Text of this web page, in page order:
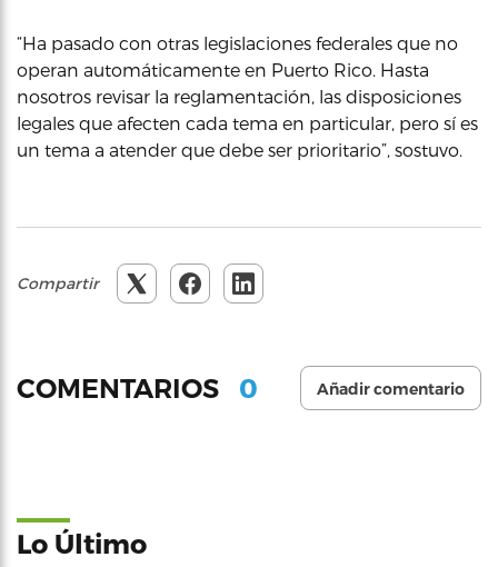
“Ha pasado con otras legislaciones federales que no
operan automáticamente en Puerto Rico. Hasta
nosotros revisar la reglamentación, las disposiciones
legales que afecten cada tema en particular, pero sí es
un tema a atender que debe ser prioritario”, sostuvo.
Compartir
COMENTARIOS 0 Añadir comentario
Lo Último